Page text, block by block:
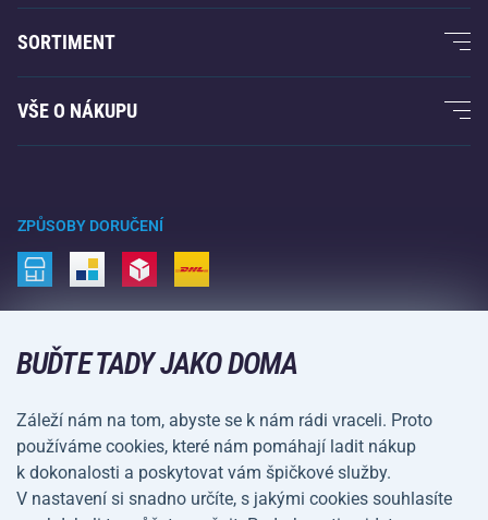
O nás
Acra garance
Kontakty
SORTIMENT
Fitness a posilování
Raketové sporty
Volný čas a zábava
Kemping a turistika
Bojové sporty
Kola a koloběžky
Vodní sporty
Sportovní oblečení a doplňky
VŠE O NÁKUPU
Doprava a platba
ZPŮSOBY DORUČENÍ
BUĎTE TADY JAKO DOMA
Záleží nám na tom, abyste se k nám rádi vraceli. Proto
používáme cookies, které nám pomáhají ladit nákup
k dokonalosti a poskytovat vám špičkové služby.
V nastavení si snadno určíte, s jakými cookies souhlasíte